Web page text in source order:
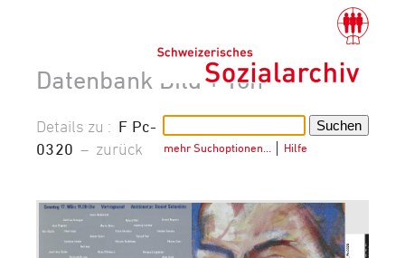
Datenbank Bild + Ton
mehr Suchoptionen… Hilfe
Details zu : F Pc-
0320 – zurück